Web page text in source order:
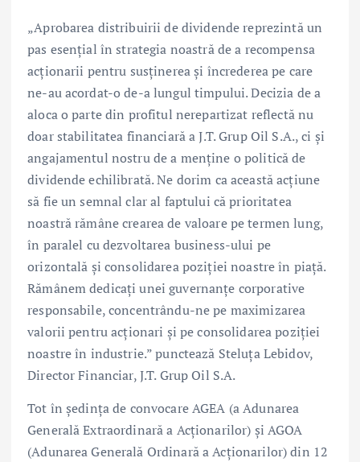
„Aprobarea distribuirii de dividende reprezintă un
pas esențial în strategia noastră de a recompensa
acționarii pentru susținerea și încrederea pe care
ne-au acordat-o de-a lungul timpului. Decizia de a
aloca o parte din profitul nerepartizat reflectă nu
doar stabilitatea financiară a J.T. Grup Oil S.A., ci și
angajamentul nostru de a menține o politică de
dividende echilibrată. Ne dorim ca această acțiune
să fie un semnal clar al faptului că prioritatea
noastră rămâne crearea de valoare pe termen lung,
în paralel cu dezvoltarea business-ului pe
orizontală și consolidarea poziției noastre în piață.
Rămânem dedicați unei guvernanțe corporative
responsabile, concentrându-ne pe maximizarea
valorii pentru acționari și pe consolidarea poziției
noastre în industrie.” punctează Steluța Lebidov,
Director Financiar, J.T. Grup Oil S.A.
Tot în ședința de convocare AGEA (a Adunarea
Generală Extraordinară a Acționarilor) și AGOA
(Adunarea Generală Ordinară a Acționarilor) din 12